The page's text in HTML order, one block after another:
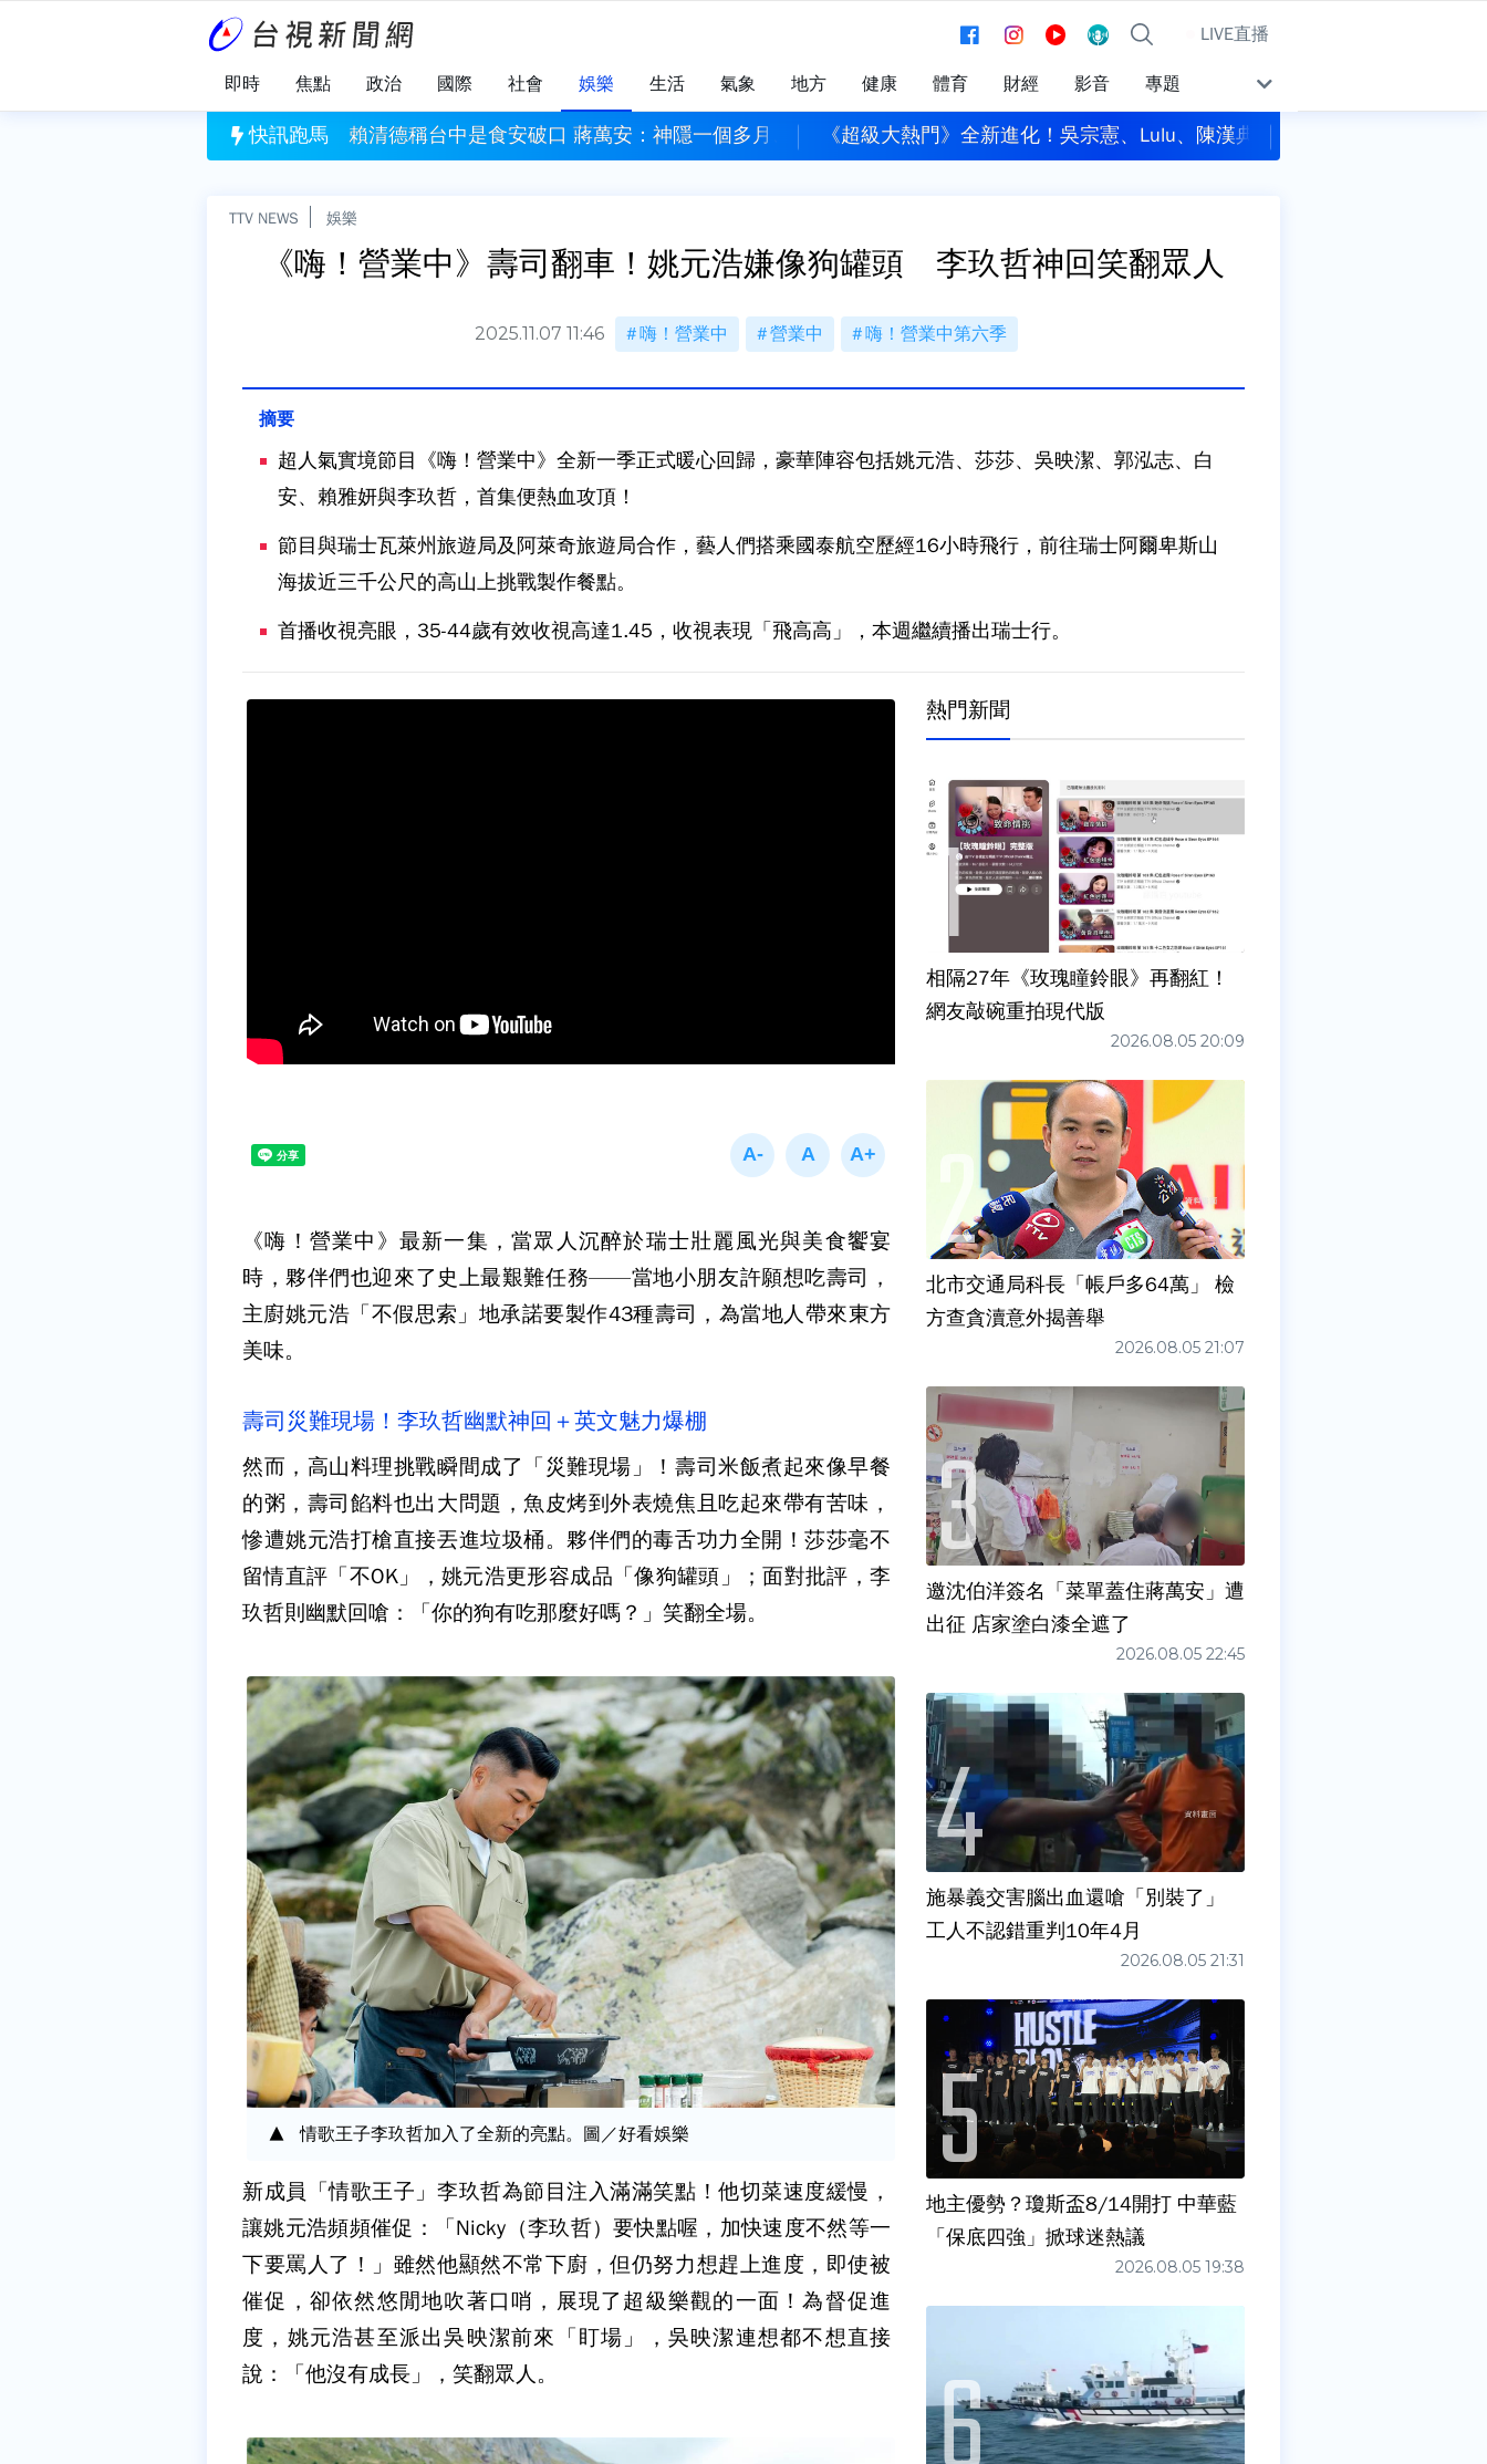
LIVE直播
即時 焦點 政治 國際 社會 娛樂 生活 氣象 地方 健康 體育 財經 影音 專題
快訊跑馬
蘭嶼近數十年來首次部隊登島操演 賴清德稱台中是食安破口 蔣萬安：神隱一個多月、一出來就卸責《超級大熱門》全新進化！吳宗憲、Lulu、陳漢典鐵三角再合體
TTV NEWS 娛樂
《嗨！營業中》壽司翻車！姚元浩嫌像狗罐頭 李玖哲神回笑翻眾人
2025.11.07 11:46 嗨！營業中 營業中 嗨！營業中第六季
超人氣實境節目《嗨！營業中》全新一季正式暖心回歸，豪華陣容包括姚元浩、莎莎、吳映潔、郭泓志、白
安、賴雅妍與李玖哲，首集便熱血攻頂！
節目與瑞士瓦萊州旅遊局及阿萊奇旅遊局合作，藝人們搭乘國泰航空歷經16小時飛行，前往瑞士阿爾卑斯山
海拔近三千公尺的高山上挑戰製作餐點。
首播收視亮眼，35-44歲有效收視高達1.45，收視表現「飛高高」，本週繼續播出瑞士行。
《嗨！營業中》最新一集，當眾人沉醉於瑞士壯麗風光與美食饗宴
時，夥伴們也迎來了史上最艱難任務——當地小朋友許願想吃壽司，
主廚姚元浩「不假思索」地承諾要製作43種壽司，為當地人帶來東方
美味。
壽司災難現場！李玖哲幽默神回＋英文魅力爆棚
然而，高山料理挑戰瞬間成了「災難現場」！壽司米飯煮起來像早餐
的粥，壽司餡料也出大問題，魚皮烤到外表燒焦且吃起來帶有苦味，
慘遭姚元浩打槍直接丟進垃圾桶。夥伴們的毒舌功力全開！莎莎毫不
留情直評「不OK」，姚元浩更形容成品「像狗罐頭」；面對批評，李
玖哲則幽默回嗆：「你的狗有吃那麼好嗎？」笑翻全場。
情歌王子李玖哲加入了全新的亮點。圖／好看娛樂
新成員「情歌王子」李玖哲為節目注入滿滿笑點！他切菜速度緩慢，
讓姚元浩頻頻催促：「Nicky（李玖哲）要快點喔，加快速度不然等一
下要罵人了！」雖然他顯然不常下廚，但仍努力想趕上進度，即使被
催促，卻依然悠閒地吹著口哨，展現了超級樂觀的一面！為督促進
度，姚元浩甚至派出吳映潔前來「盯場」，吳映潔連想都不想直接
說：「他沒有成長」，笑翻眾人。
熱門新聞
相隔27年《玫瑰瞳鈴眼》再翻紅！
網友敲碗重拍現代版
2026.08.05 20:09
北市交通局科長「帳戶多64萬」 檢
方查貪瀆意外揭善舉
2026.08.05 21:07
邀沈伯洋簽名「菜單蓋住蔣萬安」遭
出征 店家塗白漆全遮了
2026.08.05 22:45
施暴義交害腦出血還嗆「別裝了」
工人不認錯重判10年4月
2026.08.05 21:31
地主優勢？瓊斯盃8/14開打 中華藍
「保底四強」掀球迷熱議
2026.08.05 19:38